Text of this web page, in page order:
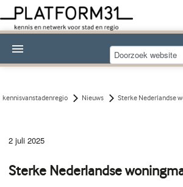
Kennisdossiers
Contact
kennisvanstadenregio Nieuws Sterke Nederlandse
2 juli 2025
Sterke Nederlandse